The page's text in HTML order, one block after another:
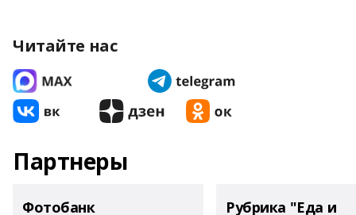
Читайте нас
Партнеры
Фотобанк Рубрика "Еда и